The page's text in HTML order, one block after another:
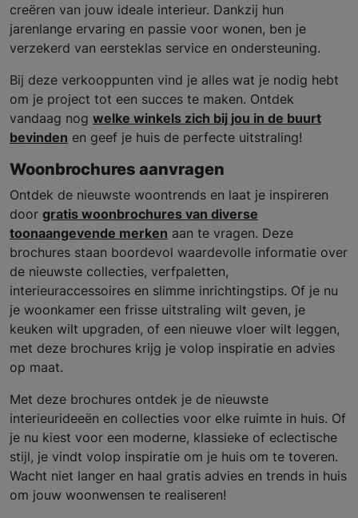
creëren van jouw ideale interieur. Dankzij hun
jarenlange ervaring en passie voor wonen, ben je
verzekerd van eersteklas service en ondersteuning.
Bij deze verkooppunten vind je alles wat je nodig hebt
om je project tot een succes te maken. Ontdek
vandaag nog welke winkels zich bij jou in de buurt
bevinden en geef je huis de perfecte uitstraling!
Woonbrochures aanvragen
Ontdek de nieuwste woontrends en laat je inspireren
door gratis woonbrochures van diverse
toonaangevende merken aan te vragen. Deze
brochures staan boordevol waardevolle informatie over
de nieuwste collecties, verfpaletten,
interieuraccessoires en slimme inrichtingstips. Of je nu
je woonkamer een frisse uitstraling wilt geven, je
keuken wilt upgraden, of een nieuwe vloer wilt leggen,
met deze brochures krijg je volop inspiratie en advies
op maat.
Met deze brochures ontdek je de nieuwste
interieurideeën en collecties voor elke ruimte in huis. Of
je nu kiest voor een moderne, klassieke of eclectische
stijl, je vindt volop inspiratie om je huis om te toveren.
Wacht niet langer en haal gratis advies en trends in huis
om jouw woonwensen te realiseren!